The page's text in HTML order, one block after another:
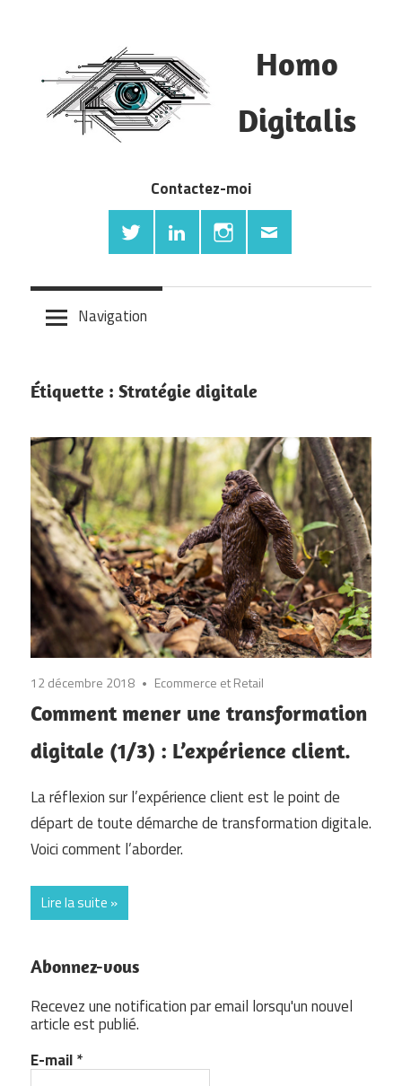
content
Homo
Digitalis
Blog
Ecommerce,
retail,
innovations.
Contactez-moi
Navigation
Étiquette : Stratégie digitale
12 décembre 2018 Ecommerce et Retail
Comment mener une transformation
digitale (1/3) : L’expérience client.
La réflexion sur l’expérience client est le point de
départ de toute démarche de transformation digitale.
Voici comment l’aborder.
Lire la suite
Abonnez-vous
Recevez une notification par email lorsqu'un nouvel
article est publié.
E-mail*